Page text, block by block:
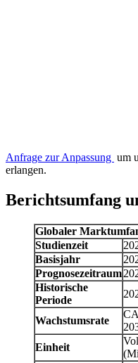
Anfrage zur Anpassung um
erlangen.
Berichtsumfang
Globaler
Studienzeit
Basisjahr
Prognosezeitraum
Historische
Periode
Wachstumsrate
Einheit